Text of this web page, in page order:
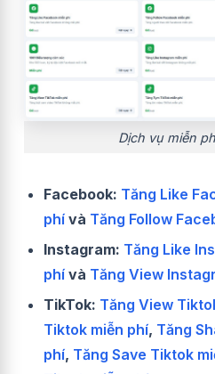
Dịch vụ miễn
Facebook: Tăng Like
phí và Tăng Follow
Instagram: Tăng Like
phí và Tăng View
TikTok: Tăng View
Tiktok miễn phí, Tăng
phí, Tăng Save Tiktok